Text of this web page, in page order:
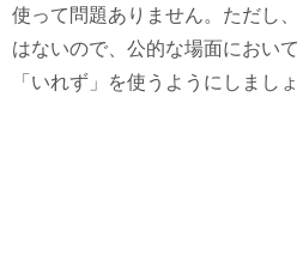
使って問題ありません。ただし
はないので、公的な場面におい
「いれず」を使うようにしましょ